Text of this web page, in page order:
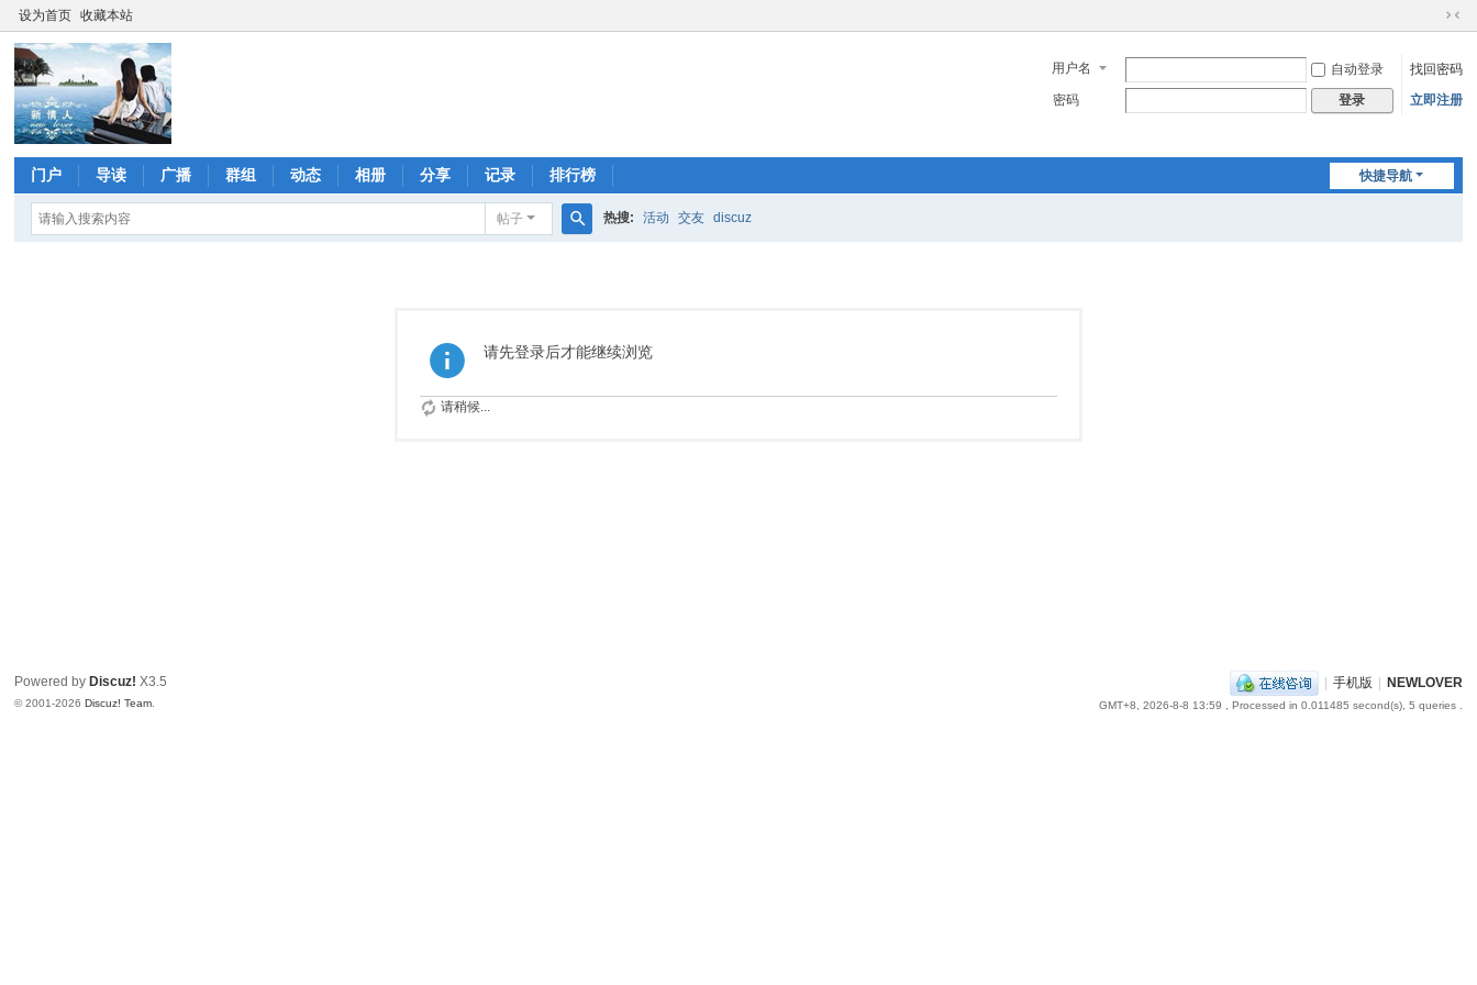
设为首页 收藏本站
切
到
窄
用户名 自动登录
找回密码
密码
登录 立即注册
快捷导航
门户 导读 广播 群组 动态 相册 分享 记录 排行榜
帖子 热搜: 活动 交友 discuz
请先登录后才能继续浏览
请稍候...
| 手机版 | NEWLOVER
GMT+8, 2026-8-8 13:59 , Processed in 0.011485 second(s), 5 queries .
Powered by Discuz! X3.5
© 2001-2026Discuz! Team